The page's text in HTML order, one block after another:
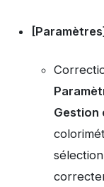
Gestion